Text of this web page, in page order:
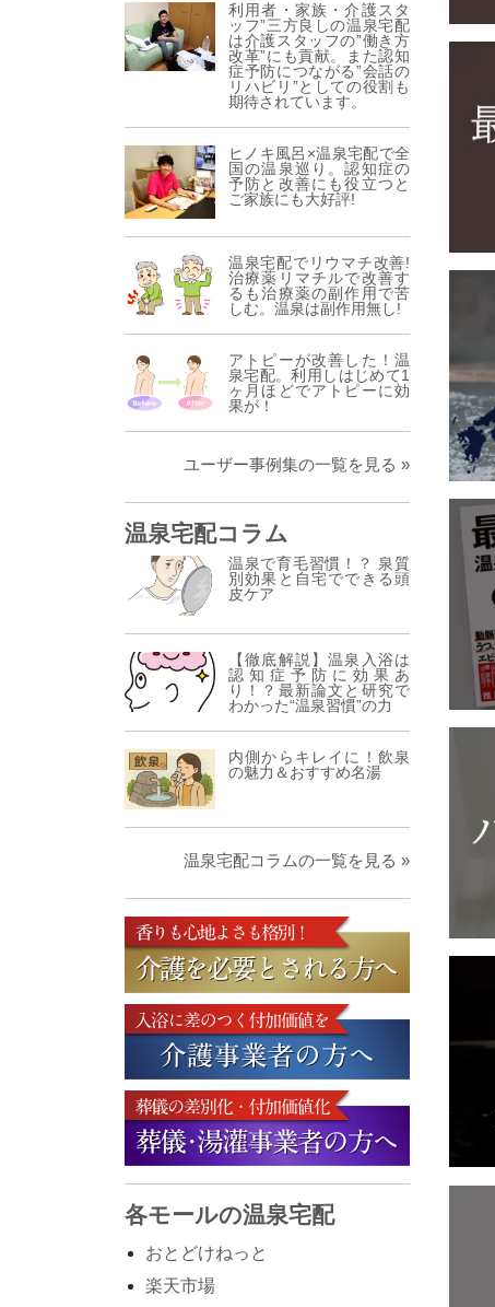
利用者・家族・介護スタ
ッフ”三方良しの温泉宅配
は介護スタッフの”働き方
改革”にも貢献。また認知
症予防につながる”会話の
リハビリ”としての役割も
期待されています。
ヒノキ風呂×温泉宅配で全
国の温泉巡り。認知症の
予防と改善にも役立つと
ご家族にも大好評!
温泉宅配でリウマチ改善!
治療薬リマチルで改善す
るも治療薬の副作用で苦
しむ。温泉は副作用無し!
アトピーが改善した！温
泉宅配。利用しはじめて1
ヶ月ほどでアトピーに効
果が！
ユーザー事例集の一覧を見る »
温泉宅配コラム
温泉で育毛習慣！？ 泉質
別効果と自宅でできる頭
皮ケア
【徹底解説】温泉入浴は
認知症予防に効果あ
り！？最新論文と研究で
わかった“温泉習慣”の力
内側からキレイに！飲泉
の魅力＆おすすめ名湯
温泉宅配コラムの一覧を見る »
各モールの温泉宅配
おとどけねっと
楽天市場